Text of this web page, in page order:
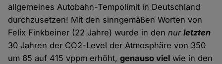
allgemeines Autobahn-Tempolimit in Deutschland
durchzusetzen! Mit den sinngemäßen Worten von
Felix Finkbeiner (22 Jahre) wurde in dennurletzten
30 Jahren der CO2-Level der Atmosphäre von 350
um 65 auf 415 vppm erhöht,genauso viel wie in den